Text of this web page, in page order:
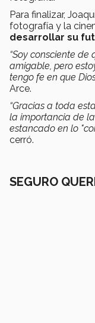
Para finalizar,
fotografía y la
desarrollar su
“Soy consciente
amigable, pero
tengo fe en que
Arce.
“Gracias a toda
la importancia de
estancado en lo
cerró.
SEGURO